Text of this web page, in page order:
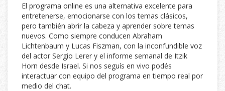
El programa online es una alternativa excelente para
entretenerse, emocionarse con los temas clásicos,
pero también abrir la cabeza y aprender sobre temas
nuevos. Como siempre conducen Abraham
Lichtenbaum y Lucas Fiszman, con la inconfundible voz
del actor Sergio Lerer y el informe semanal de Itzik
Horn desde Israel. Si nos seguís en vivo podés
interactuar con equipo del programa en tiempo real por
medio del chat.